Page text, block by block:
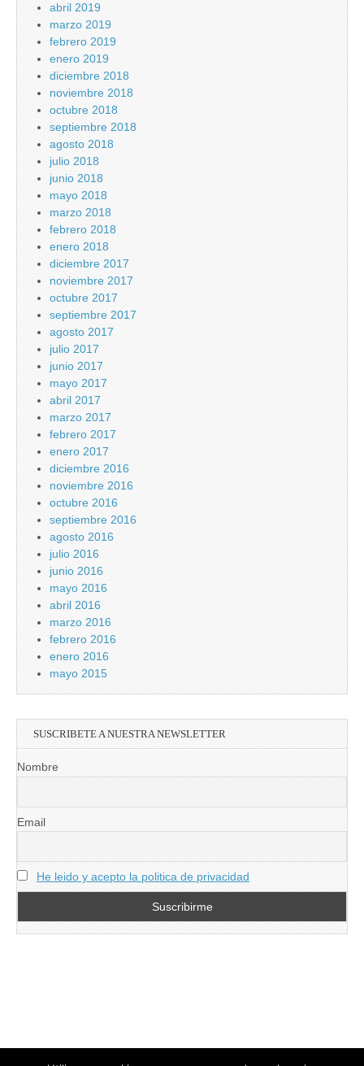
abril 2019
marzo 2019
febrero 2019
enero 2019
diciembre 2018
noviembre 2018
octubre 2018
septiembre 2018
agosto 2018
julio 2018
junio 2018
mayo 2018
marzo 2018
febrero 2018
enero 2018
diciembre 2017
noviembre 2017
octubre 2017
septiembre 2017
agosto 2017
julio 2017
junio 2017
mayo 2017
abril 2017
marzo 2017
febrero 2017
enero 2017
diciembre 2016
noviembre 2016
octubre 2016
septiembre 2016
agosto 2016
julio 2016
junio 2016
mayo 2016
abril 2016
marzo 2016
febrero 2016
enero 2016
mayo 2015
SUSCRIBETE A NUESTRA NEWSLETTER
Nombre
Email
He leido y acepto la politica de privacidad